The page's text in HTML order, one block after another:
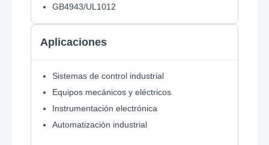
GB4943/UL1012
Aplicaciones
Sistemas de control industrial
Equipos mecánicos y eléctricos
Instrumentación electrónica
Automatización industrial